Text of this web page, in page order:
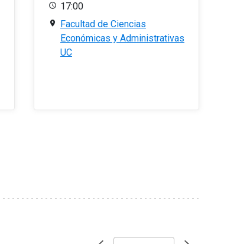
17:00
Facultad de Ciencias
Económicas y Administrativas
UC